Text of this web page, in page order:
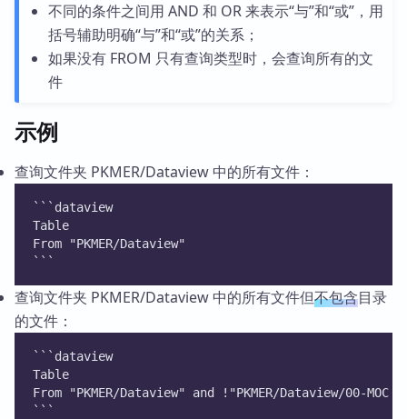
不同的条件之间用 AND 和 OR 来表示“与”和“或”，用
括号辅助明确“与”和“或”的关系；
如果没有 FROM 只有查询类型时，会查询所有的文
件
示例
查询文件夹 PKMER/Dataview 中的所有文件：
```dataview
Table
From "PKMER/Dataview"
```
查询文件夹 PKMER/Dataview 中的所有文件但不包含目录
的文件：
```dataview
Table
From "PKMER/Dataview" and !"PKMER/Dataview/00-MOC
```